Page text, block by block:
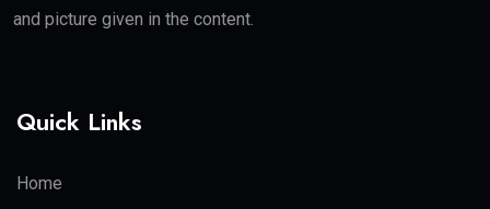
and picture given in the content.
Quick Links
Home